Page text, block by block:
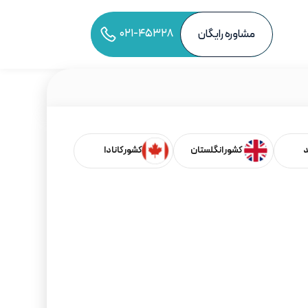
۰۲۱-۴۵۳۲۸ مشاوره رایگان
کشور انگلستان کشور کانادا